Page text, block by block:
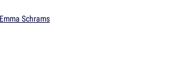
Emma Schrams